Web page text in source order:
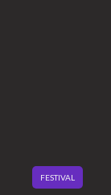
FESTIVAL